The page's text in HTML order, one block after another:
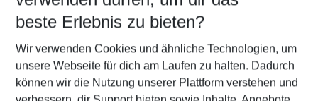
5-8 Nächte
2 Erwachsene Keine Kinder
Mehr Filter anzeigen
beste Erlebnis zu bieten?
Wir verwenden Cookies und ähnliche Technologien, um
unsere Webseite für dich am Laufen zu halten. Dadurch
können wir die Nutzung unserer Plattform verstehen und